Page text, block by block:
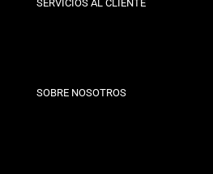
SERVICIOS AL CLIENTE
Contacto
SOBRE NOSOTROS